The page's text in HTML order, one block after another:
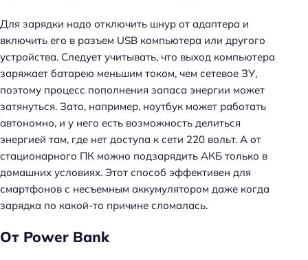
Для зарядки надо отключить шнур от адаптера и
включить его в разъем USB компьютера или другого
устройства. Следует учитывать, что выход компьютера
заряжает батарею меньшим током, чем сетевое ЗУ,
поэтому процесс пополнения запаса энергии может
затянуться. Зато, например, ноутбук может работать
автономно, и у него есть возможность делиться
энергией там, где нет доступа к сети 220 вольт. А от
стационарного ПК можно подзарядить АКБ только в
домашних условиях. Этот способ эффективен для
смартфонов с несъемным аккумулятором даже когда
зарядка по какой-то причине сломалась.
От Power Bank